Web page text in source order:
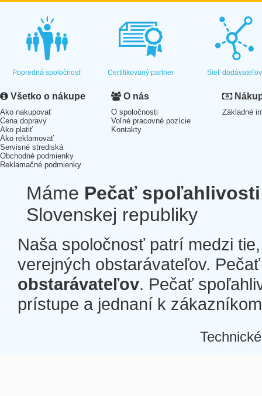
Popredná spoločnosť Certifikovaný partner Sieť dodávateľov
Všetko o nákupe
Ako nakupovať
Cena dopravy
Ako platiť
Ako reklamovať
Servisné strediská
Obchodné podmienky
Reklamačné podmienky
O nás
O spoločnosti
Voľné pracovné pozície
Kontakty
Základné
Máme Pečať spoľahlivosti
Slovenskej republiky
Naša spoločnosť patrí medzi
verejných obstarávateľov.
obstarávateľov. Pečať
prístupe a jednaní k